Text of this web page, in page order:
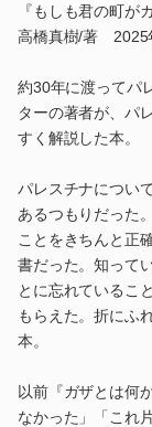
『もしも君の町が
高橋真樹/著
約30年に渡ってパ
ターの著者が、パ
すく解説した本。
パレスチナについ
あるつもりだった
ことをきちんと正
書だった。知って
とに忘れているこ
もらえた。折にふ
本。
以前『ガザとは何
なかった」「これ